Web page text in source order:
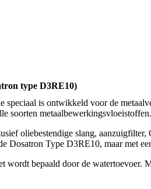
type D3RE10)
is ontwikkeld voor de
soorten metaalbewerkingsvloeistoffen.
oliebestendige slang,
Dosatron Type D3RE10, maar met
bepaald door de watertoevoer.